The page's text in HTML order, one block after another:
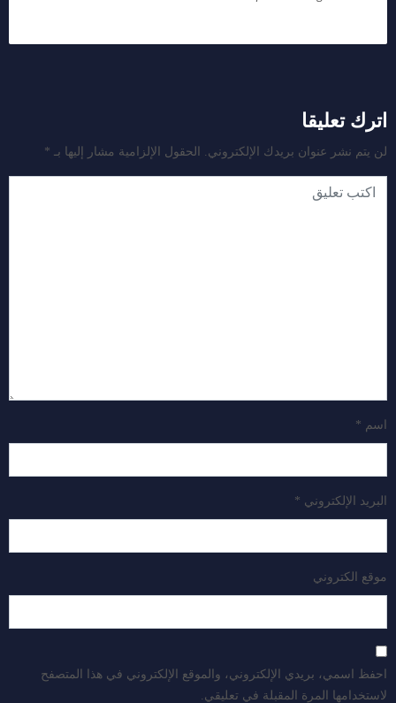
اترك تعليقا
لن يتم نشر عنوان بريدك الإلكتروني. الحقول الإلزامية مشار إليها بـ *
اسم *
البريد الإلكتروني *
موقع الكتروني
احفظ اسمي، بريدي الإلكتروني، والموقع الإلكتروني في هذا المتصفح
لاستخدامها المرة المقبلة في تعليقي.